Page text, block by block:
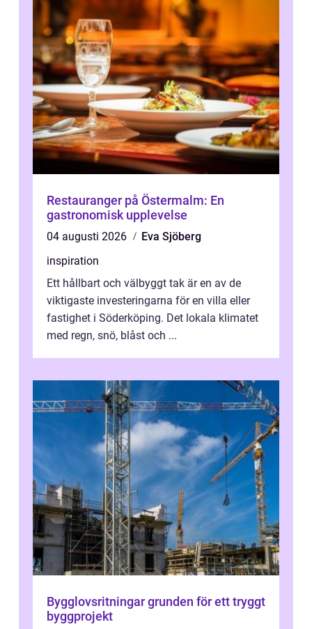
Restauranger på Östermalm: En
gastronomisk upplevelse
04 augusti 2026
Eva Sjöberg
inspiration
Ett hållbart och välbyggt tak är en av de
viktigaste investeringarna för en villa eller
fastighet i Söderköping. Det lokala klimatet
med regn, snö, blåst och ...
Bygglovsritningar grunden för ett tryggt
byggprojekt